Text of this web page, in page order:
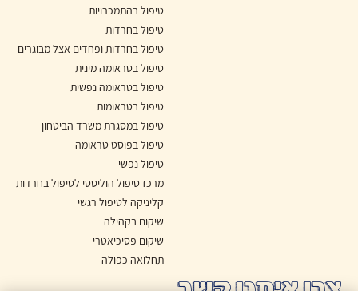
טיפול בהתמכרויות
טיפול בחרדות
טיפול בחרדות ופחדים אצל מבוגרים
טיפול בטראומה מינית
טיפול בטראומה נפשית
טיפול בטראומות
טיפול במסגרת משרד הביטחון
טיפול בפוסט טראומה
טיפול נפשי
מרכז טיפול הוליסטי לטיפול בחרדות
קליניקה לטיפול רגשי
שיקום בקהילה
שיקום פסיכיאטרי
תחלואה כפולה